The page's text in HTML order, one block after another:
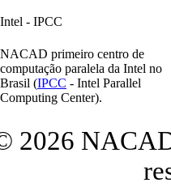
Intel - IPCC
NACAD primeiro centro de
computação paralela da Intel no
Brasil (IPCC - Intel Parallel
Computing Center).
2026